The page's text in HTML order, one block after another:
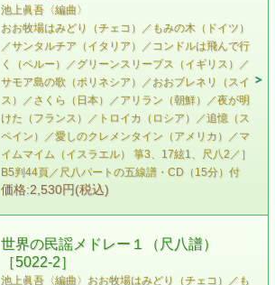
池上眞吾〈編曲〉
おお牧場はみどり（チェコ）／もみの木（ドイツ）
／サンタルチア（イタリア）／コンドルは飛んで行
く（ペルー）／グリーンスリーブス（イギリス）／
サモア島の歌（ポリネシア）／おおブレネリ（スイ
ス）／さくら（日本）／アリラン（朝鮮）／夜が明
けた（フランス）／トロイカ（ロシア）／追憶（ス
ペイン）／愛しのクレメンタイン（アメリカ）／マ
イムマイム（イスラエル） 箏3、17絃1、尺八2／］
B5判44頁／尺八パートの五線譜・CD（15分）付
価格:2,530円(税込)
世界の民謡メドレー１（尺八譜）
［5022-2］
池上眞吾〈編曲〉 おお牧場はみどり（チェコ）／も